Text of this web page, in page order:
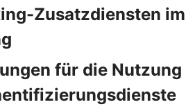
Zusatzdiensten im
für die Nutzung